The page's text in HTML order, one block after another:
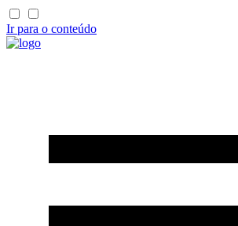
Ir para o conteúdo